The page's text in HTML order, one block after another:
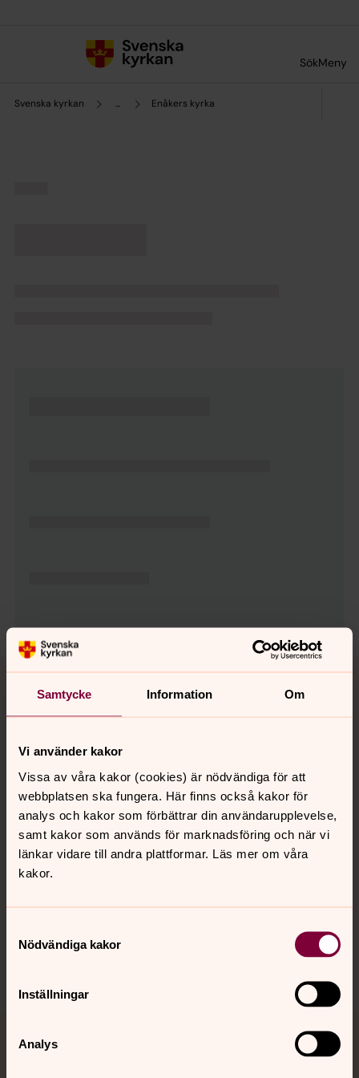
Samtycke Information Om
Vi använder kakor
Vissa av våra kakor (cookies) är nödvändiga för att
webbplatsen ska fungera. Här finns också kakor för
analys och kakor som förbättrar din användarupplevelse,
samt kakor som används för marknadsföring och när vi
länkar vidare till andra plattformar. Läs mer om våra
kakor.
Nödvändiga kakor
Inställningar
Analys
SökMeny
Svenska kyrkan ... Enåkers kyrka
Tillbaka till toppen
Tillbaka till innehållet
Kontakt
Kalender
Hitta snabbt
Jourhavande präst